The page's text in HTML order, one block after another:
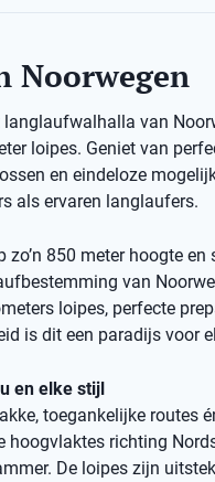
Noorwegen
van
loipes. Geniet van
en eindeloze
als ervaren langlaufers.
zo’n 850 meter hoogte en
van
loipes, perfecte
is dit een paradijs voor
en elke stijl
toegankelijke routes
hoogvlaktes richting
De loipes zijn